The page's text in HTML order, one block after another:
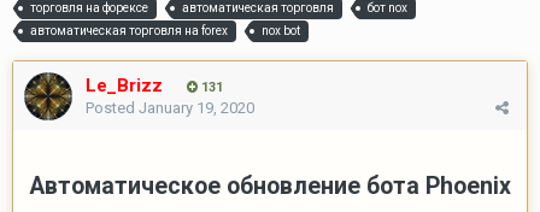
торговля на форексе
автоматическая торговля
бот nox
автоматическая торговля на forex
nox bot
Le_Brizz 131
Posted January 19, 2020
Автоматическое обновление бота Phoenix